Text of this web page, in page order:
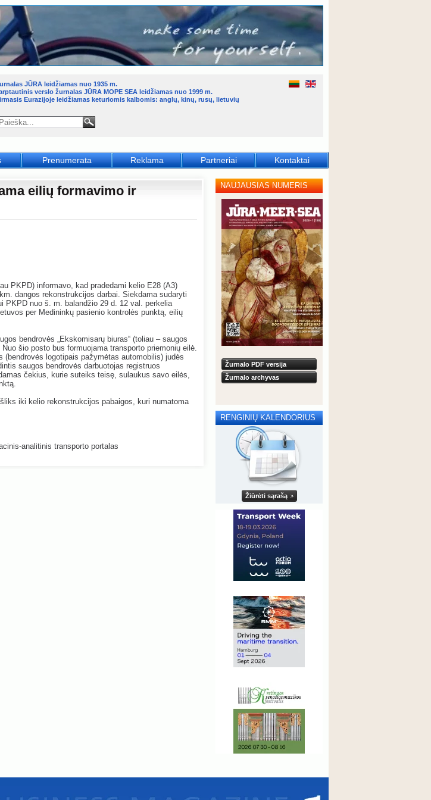
eilių formavimo ir
PKPD) informavo, kad pradedami kelio E28 (A3)
dangos rekonstrukcijos darbai. Siekdama sudaryti
PKPD nuo š. m. balandžio 29 d. 12 val. perkelia
per Medininkų pasienio kontrolės punktą, eilių
bendrovės „Ekskomisarų biuras“ (toliau – saugos
šio posto bus formuojama transporto priemonių eilė.
(bendrovės logotipais pažymėtas automobilis) judės
saugos bendrovės darbuotojas registruos
čekius, kurie suteiks teisę, sulaukus savo eilės,
iki kelio rekonstrukcijos pabaigos, kuri numatoma
analitinis transporto portalas
NAUJAUSIAS NUMERIS
Žurnalo PDF versija
Žurnalo archyvas
RENGINIŲ KALENDORIUS
Žiūrėti sąrašą
Prenumerata Reklama Partneriai Kontaktai
JŪRA leidžiamas nuo 1935 m.
verslo žurnalas JŪRA MOPE SEA leidžiamas nuo 1999 m.
Eurazijoje leidžiamas keturiomis kalbomis: anglų, kinų, rusų, lietuvių